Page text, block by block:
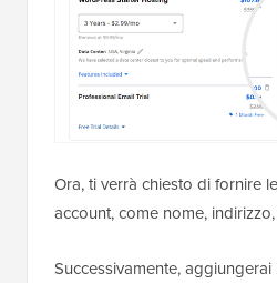
Ora, ti verrà chiesto di fornire
account, come nome,
Successivamente,